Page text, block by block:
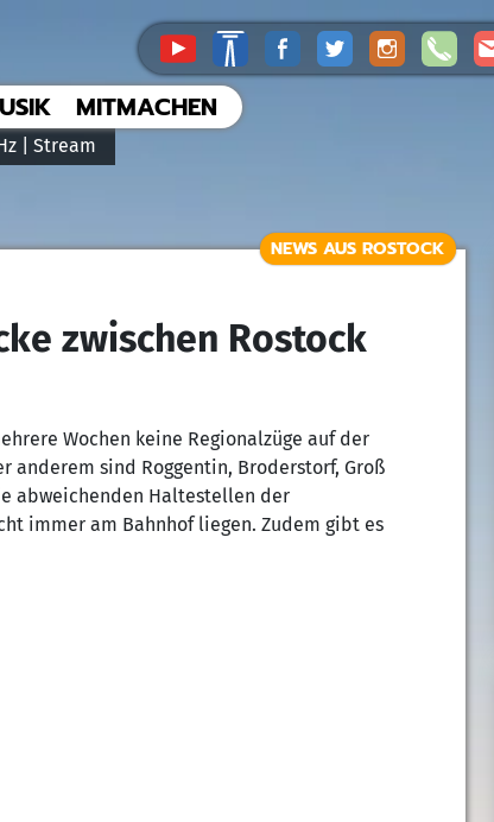
| Stream
MITMACHEN
NEWS AUS ROSTOCK
zwischen Rostock
Wochen keine Regionalzüge auf der
anderem sind Roggentin, Broderstorf, Groß
abweichenden Haltestellen der
immer am Bahnhof liegen. Zudem gibt es